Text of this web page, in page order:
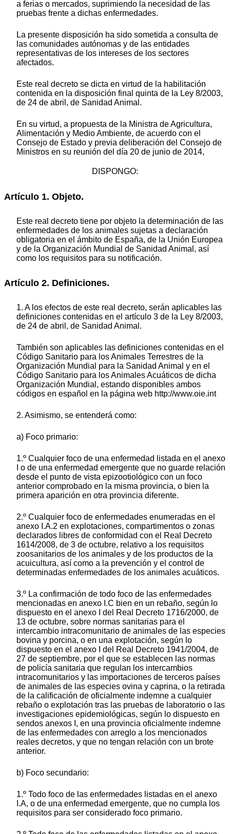
a ferias o mercados, suprimiendo la necesidad de las
pruebas frente a dichas enfermedades.
La presente disposición ha sido sometida a consulta de
las comunidades autónomas y de las entidades
representativas de los intereses de los sectores
afectados.
Este real decreto se dicta en virtud de la habilitación
contenida en la disposición final quinta de la Ley 8/2003,
de 24 de abril, de Sanidad Animal.
En su virtud, a propuesta de la Ministra de Agricultura,
Alimentación y Medio Ambiente, de acuerdo con el
Consejo de Estado y previa deliberación del Consejo de
Ministros en su reunión del día 20 de junio de 2014,
DISPONGO:
Artículo 1. Objeto.
Este real decreto tiene por objeto la determinación de las
enfermedades de los animales sujetas a declaración
obligatoria en el ámbito de España, de la Unión Europea
y de la Organización Mundial de Sanidad Animal, así
como los requisitos para su notificación.
Artículo 2. Definiciones.
1. A los efectos de este real decreto, serán aplicables las
definiciones contenidas en el artículo 3 de la Ley 8/2003,
de 24 de abril, de Sanidad Animal.
También son aplicables las definiciones contenidas en el
Código Sanitario para los Animales Terrestres de la
Organización Mundial para la Sanidad Animal y en el
Código Sanitario para los Animales Acuáticos de dicha
Organización Mundial, estando disponibles ambos
códigos en español en la página web http://www.oie.int
2. Asimismo, se entenderá como:
a) Foco primario:
1.º Cualquier foco de una enfermedad listada en el anexo
I o de una enfermedad emergente que no guarde relación
desde el punto de vista epizootiológico con un foco
anterior comprobado en la misma provincia, o bien la
primera aparición en otra provincia diferente.
2.º Cualquier foco de enfermedades enumeradas en el
anexo I.A.2 en explotaciones, compartimentos o zonas
declarados libres de conformidad con el Real Decreto
1614/2008, de 3 de octubre, relativo a los requisitos
zoosanitarios de los animales y de los productos de la
acuicultura, así como a la prevención y el control de
determinadas enfermedades de los animales acuáticos.
3.º La confirmación de todo foco de las enfermedades
mencionadas en anexo I.C bien en un rebaño, según lo
dispuesto en el anexo I del Real Decreto 1716/2000, de
13 de octubre, sobre normas sanitarias para el
intercambio intracomunitario de animales de las especies
bovina y porcina, o en una explotación, según lo
dispuesto en el anexo I del Real Decreto 1941/2004, de
27 de septiembre, por el que se establecen las normas
de policía sanitaria que regulan los intercambios
intracomunitarios y las importaciones de terceros países
de animales de las especies ovina y caprina, o la retirada
de la calificación de oficialmente indemne a cualquier
rebaño o explotación tras las pruebas de laboratorio o las
investigaciones epidemiológicas, según lo dispuesto en
sendos anexos I, en una provincia oficialmente indemne
de las enfermedades con arreglo a los mencionados
reales decretos, y que no tengan relación con un brote
anterior.
b) Foco secundario:
1.º Todo foco de las enfermedades listadas en el anexo
I.A, o de una enfermedad emergente, que no cumpla los
requisitos para ser considerado foco primario.